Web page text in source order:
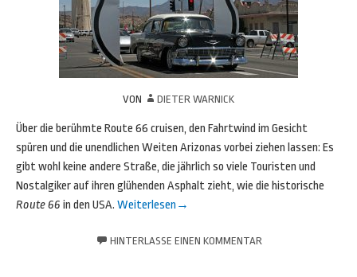
VON DIETER WARNICK
Über die berühmte Route 66 cruisen, den Fahrtwind im Gesicht
spüren und die unendlichen Weiten Arizonas vorbei ziehen lassen: Es
gibt wohl keine andere Straße, die jährlich so viele Touristen und
Nostalgiker auf ihren glühenden Asphalt zieht, wie die historische
Route 66 in den USA. Weiterlesen →
HINTERLASSE EINEN KOMMENTAR